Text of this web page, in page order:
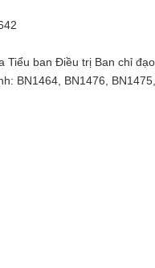
ban Điều trị Ban chỉ
BN1464, BN1476,